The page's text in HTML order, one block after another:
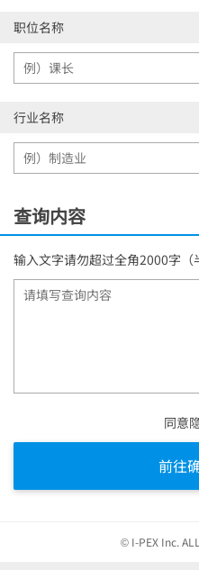
职位名称
行业名称
查询内容
输入文字请勿超过全角2000字（
同意
前往
© I-PEX Inc.